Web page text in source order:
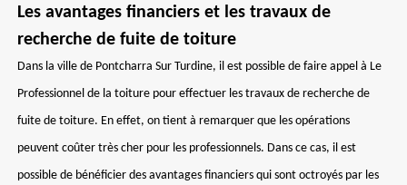
Les avantages financiers et les travaux de
recherche de fuite de toiture
Dans la ville de Pontcharra Sur Turdine, il est possible de faire appel à Le
Professionnel de la toiture pour effectuer les travaux de recherche de
fuite de toiture. En effet, on tient à remarquer que les opérations
peuvent coûter très cher pour les professionnels. Dans ce cas, il est
possible de bénéficier des avantages financiers qui sont octroyés par les